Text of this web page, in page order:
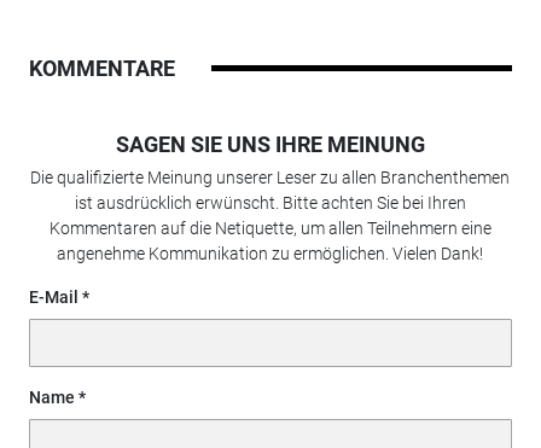
KOMMENTARE
SAGEN SIE UNS IHRE MEINUNG
Die qualifizierte Meinung unserer Leser zu allen Branchenthemen
ist ausdrücklich erwünscht. Bitte achten Sie bei Ihren
Kommentaren auf die Netiquette, um allen Teilnehmern eine
angenehme Kommunikation zu ermöglichen. Vielen Dank!
E-Mail
Name